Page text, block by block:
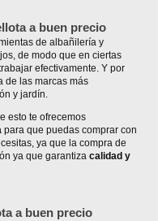
a buen precio
de albañilería y
de modo que en ciertas
efectivamente. Y por
de las marcas más
y jardín.
esto te ofrecemos
para que puedas comprar con
ya que la compra de
ya que garantizacalidad y
a buen precio